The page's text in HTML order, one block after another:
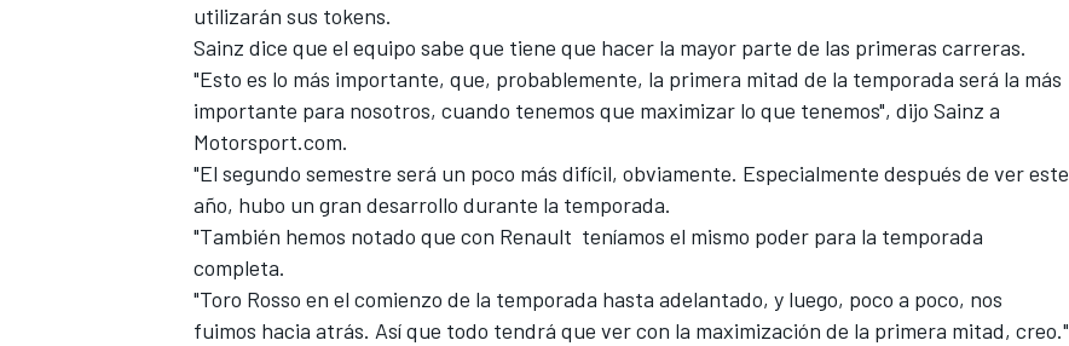
utilizarán sus tokens.
Sainz dice que el equipo sabe que tiene que hacer la mayor parte de las primeras carreras.
"Esto es lo más importante, que, probablemente, la primera mitad de la temporada será la más
importante para nosotros, cuando tenemos que maximizar lo que tenemos", dijo Sainz a
Motorsport.com.
"El segundo semestre será un poco más difícil, obviamente. Especialmente después de ver este
año, hubo un gran desarrollo durante la temporada.
"También hemos notado que con Renault teníamos el mismo poder para la temporada
completa.
"Toro Rosso en el comienzo de la temporada hasta adelantado, y luego, poco a poco, nos
fuimos hacia atrás. Así que todo tendrá que ver con la maximización de la primera mitad, creo."